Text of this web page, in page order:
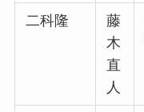
二科隆
藤
木
直
人